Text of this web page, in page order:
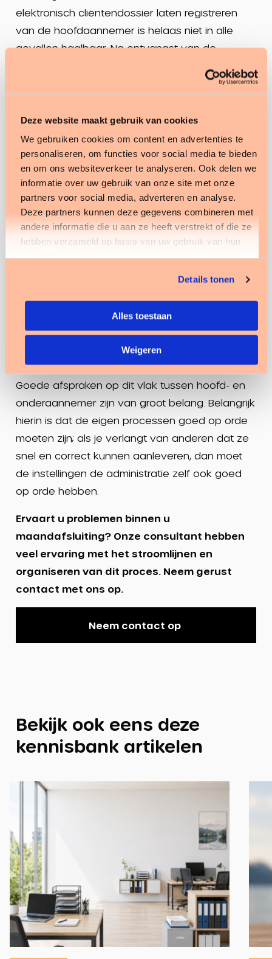
Deze website maakt gebruik van cookies
We gebruiken cookies om content en advertenties te
personaliseren, om functies voor social media te bieden
en om ons websiteverkeer te analyseren. Ook delen we
informatie over uw gebruik van onze site met onze
partners voor social media, adverteren en analyse.
Deze partners kunnen deze gegevens combineren met
andere informatie die u aan ze heeft verstrekt of die ze
hebben verzameld op basis van uw gebruik van hun
services.
Details tonen
Alles toestaan
Weigeren
elektronisch cliëntendossier laten registreren
van de hoofdaannemer is helaas niet in alle
gevallen haalbaar. Na ontvangst van de
beoordeeld op juistheid, moet deze verwerkt
betaalbaar gesteld. Doel is dat deze productie
nog verwerkt kan worden in de eerstvolgende
facturatierun en de totstandkoming van de
maandcijfers. Regelmatig wordt in dit geval
gewerkt met reserveringen: men schat de
productie over een bepaalde periode in (met
name op basis van voorgaande perioden en de
overeenkomst) en verwerkt deze inschatting in
de maandcijfers. Declaratie van deze productie
vindt dan in een volgende declaratieronde
Voor veel instellingen is hierdoor een goede,
tijdige verwerking van productiegegevens en
facturatie een terugkerend lastig proces.
Goede afspraken op dit vlak tussen hoofd- en
onderaannemer zijn van groot belang. Belangrijk
hierin is dat de eigen processen goed op orde
moeten zijn; als je verlangt van anderen dat ze
snel en correct kunnen aanleveren, dan moet
de instellingen de administratie zelf ook goed
op orde hebben.
Ervaart u problemen binnen u
maandafsluiting? Onze consultant hebben
veel ervaring met het stroomlijnen en
organiseren van dit proces. Neem gerust
contact met ons op.
Neem contact op
Bekijk ook eens deze
kennisbank artikelen